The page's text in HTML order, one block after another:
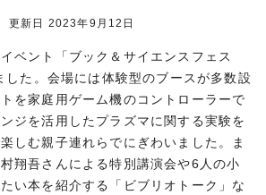
更新日 2023年9月12日
ベント「ブック＆サイエンスフェス
た。会場には体験型のブースが多数設
を家庭用ゲーム機のコントローラーで
ジを活用したプラズマに関する実験を
しむ親子連れらでにぎわいました。ま
翔吾さんによる特別講演会や6人の小
い本を紹介する「ビブリオトーク」な